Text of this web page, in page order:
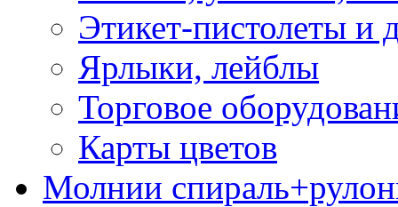
Этикет-пистолеты и
Ярлыки, лейблы
Торговое
Карты цветов
Молнии